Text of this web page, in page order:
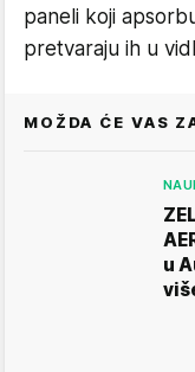
paneli koji
pretvaraju ih u
MOŽDA ĆE VAS
u